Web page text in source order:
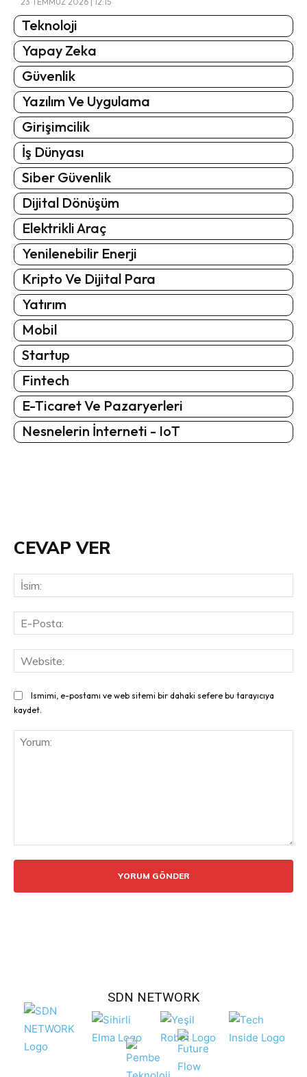
Teknoloji
Yapay Zeka
Güvenlik
Yazılım Ve Uygulama
Girişimcilik
İş Dünyası
Siber Güvenlik
Dijital Dönüşüm
Elektrikli Araç
Yenilenebilir Enerji
Kripto Ve Dijital Para
Yatırım
Mobil
Startup
Fintech
E-Ticaret Ve Pazaryerleri
Nesnelerin İnterneti - IoT
CEVAP VER
Ismimi, e-postamı ve web sitemi bir dahaki sefere bu tarayıcıya
kaydet.
SDN NETWORK